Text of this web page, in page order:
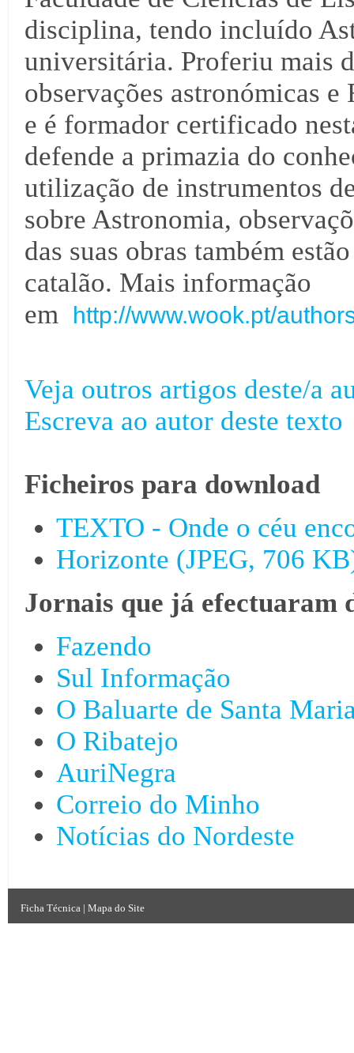
disciplina, tendo incluído
universitária. Proferiu mais
observações astronómicas
e é formador certificado
defende a primazia do
utilização de instrumentos
sobre Astronomia,
das suas obras também
catalão. Mais informação
em
http://www.wook.pt/
Veja outros artigos deste/a
Escreva ao autor deste texto
Ficheiros para download
TEXTO - Onde o céu
Horizonte (JPEG, 706
Jornais que já efectuaram
Fazendo
Sul Informação
O Baluarte de Santa
O Ribatejo
AuriNegra
Correio do Minho
Notícias do Nordeste
Ficha Técnica | Mapa do Site